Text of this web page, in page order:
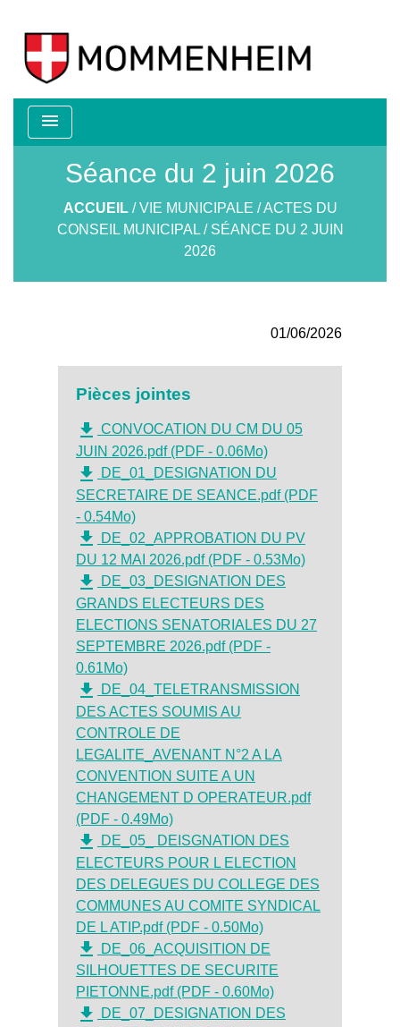
menu
Séance du 2 juin 2026
ACCUEIL/VIE MUNICIPALE /ACTES DU
CONSEIL MUNICIPAL/ SÉANCE DU 2 JUIN
2026
01/06/2026
Pièces jointes
file_download CONVOCATION DU CM DU 05
JUIN 2026.pdf (PDF - 0.06Mo)
file_download
DE_01_DESIGNATION DU
SECRETAIRE DE SEANCE.pdf (PDF
- 0.54Mo)
file_download
DE_02_APPROBATION DU PV
DU 12 MAI 2026.pdf (PDF - 0.53Mo)
file_download
DE_03_DESIGNATION DES
GRANDS ELECTEURS DES
ELECTIONS SENATORIALES DU 27
SEPTEMBRE 2026.pdf (PDF -
0.61Mo)
file_download
DE_04_TELETRANSMISSION
DES ACTES SOUMIS AU
CONTROLE DE
LEGALITE_AVENANT N°2 A LA
CONVENTION SUITE A UN
CHANGEMENT D OPERATEUR.pdf
(PDF - 0.49Mo)
file_download
DE_05_ DEISGNATION DES
ELECTEURS POUR L ELECTION
DES DELEGUES DU COLLEGE DES
COMMUNES AU COMITE SYNDICAL
DE L ATIP.pdf (PDF - 0.50Mo)
file_download
DE_06_ACQUISITION DE
SILHOUETTES DE SECURITE
PIETONNE.pdf (PDF - 0.60Mo)
file_download
DE_07_DESIGNATION DES